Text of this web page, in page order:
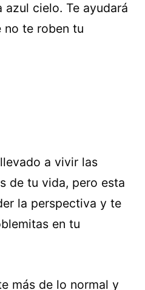
azul cielo. Te ayudará
no te roben tu
a vivir las
de tu vida, pero esta
la perspectiva y te
en tu
más de lo normal y